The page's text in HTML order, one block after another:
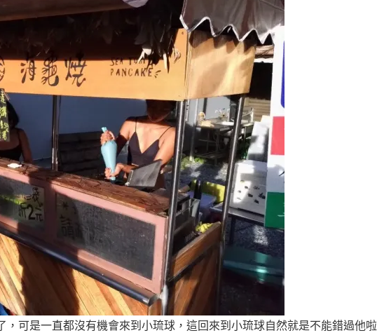
，可是一直都沒有機會來到小琉球，這回來到小琉球自然就是不能錯過他啦